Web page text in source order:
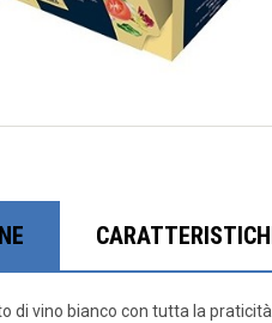
di vino bianco con tutta la